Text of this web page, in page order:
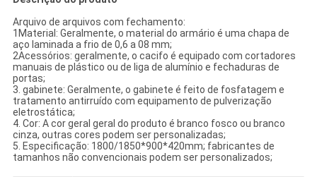
Arquivo de arquivos com fechamento:
1Material: Geralmente, o material do armário é uma chapa de
aço laminada a frio de 0,6 a 08 mm;
2Acessórios: geralmente, o cacifo é equipado com cortadores
manuais de plástico ou de liga de alumínio e fechaduras de
portas;
3. gabinete: Geralmente, o gabinete é feito de fosfatagem e
tratamento antirruído com equipamento de pulverização
eletrostática;
4. Cor: A cor geral geral do produto é branco fosco ou branco
cinza, outras cores podem ser personalizadas;
5. Especificação: 1800/1850*900*420mm; fabricantes de
tamanhos não convencionais podem ser personalizados;